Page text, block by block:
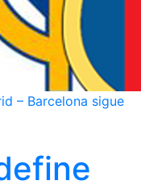
– Barcelona sigue